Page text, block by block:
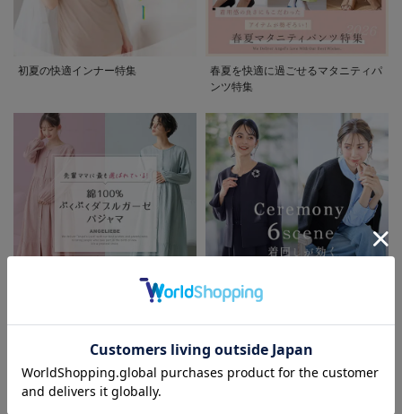
お気に入り商品を確認する
初夏の快適インナー特集
春夏を快適に過ごせるマタニティパ
ンツ特集
ぷくダブルガーゼパジャマシリーズ
セレモニー6シーン